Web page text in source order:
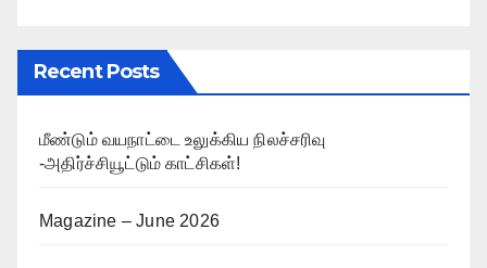
Recent Posts
மீண்டும் வயநாட்டை உலுக்கிய நிலச்சரிவு
-அதிர்ச்சியூட்டும் காட்சிகள்!
Magazine – June 2026